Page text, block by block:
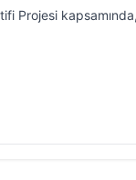
Projesi